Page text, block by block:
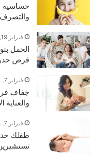
حساسية
فبراير 19, 2024
الحمل
فرص
فبراير 7, 2024
جفاف
والعناية
فبراير 7, 2024